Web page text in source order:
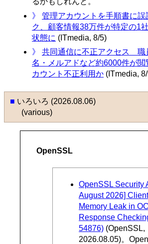
》
管理アカウントを手順書に
ク、顧客情報38万件が特定の1
状態に (ITmedia, 8/5)
》
共同通信に不正アクセス 職
名・メルアドなど約6000件が
カウント不正利用か (ITmedia,
■ いろいろ (2026.08.06)
(various)
OpenSSL
OpenSSL Security
August 2026]
Memory Leak in
Response
54876) (OpenSSL,
2026.08.05)。